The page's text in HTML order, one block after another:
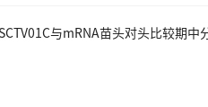
与mRNA苗头对头比较期中